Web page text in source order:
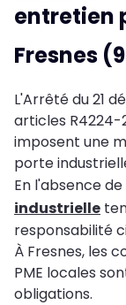
entretien
Fresnes
L'Arrêté du 21
articles R4224-
imposent une
porte
En l'absence de
industrielle
responsabilité
À Fresnes, les
PME locales
obligations.